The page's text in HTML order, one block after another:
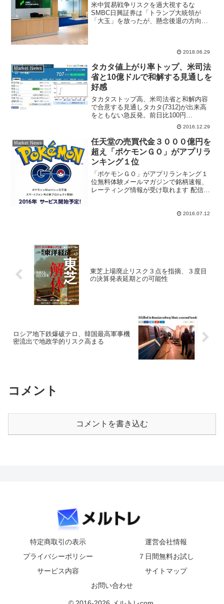
米中貿易戦争リスクを過大視するな
SMBC日興証券は「トランプ大統領が
「大玉」を放ったが、懸念後退の方向性
株投資戦略レポートでは、7月...2018.06.29
Market News
タカタ値上がり率トップ、米司法
省と10億ドルで和解する見通しを
好感
タカタストップ高、米司法省と和解内容
で合意する見通しタカタ(7312)が出来高
をともない急反発。前日比100円
（16.5％）ストップ高の707円まで買わ
れ、同水準で取引が成立した後も買いが
流入している。東証１部の値上がり率ラ
ンキングでトップ...
2016.12.29
Market News
任天堂の売買代金３０００億円を
超え「ポケモンＧＯ」がアプリラ
ンキング１位
「ポケモンＧＯ」がアプリランキング１
位無料体験メールマガジンで銘柄速報、
レーティング情報が受け取れます 配信内
は８４６０円の上昇となっている。１２
2016.07.12
東芝上場廃止リスク３点を指摘、３度目
の決算発表延期との可能性
ロシア地下鉄爆破テロ、韓国最高軍事機
密流出で地政学的リスク高まる
コメント
コメントを書き込む
特定商取引の表示
運営会社情報
プライバシーポリシー
７日間無料お試し
サービス内容
サイトマップ
お問い合わせ